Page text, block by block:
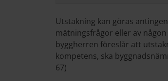
Utstakning kan göras
mätningsfrågor eller av
byggherren föreslår att
kompetens, ska
67)